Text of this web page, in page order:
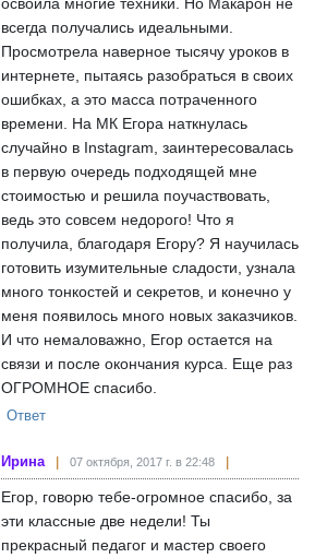
всегда получались идеальными.
Просмотрела наверное тысячу уроков в
интернете, пытаясь разобраться в своих
ошибках, а это масса потраченного
времени. На МК Егора наткнулась
случайно в Instagram, заинтересовалась
в первую очередь подходящей мне
стоимостью и решила поучаствовать,
ведь это совсем недорого! Что я
получила, благодаря Егору? Я научилась
готовить изумительные сладости, узнала
много тонкостей и секретов, и конечно у
меня появилось много новых заказчиков.
И что немаловажно, Егор остается на
связи и после окончания курса. Еще раз
ОГРОМНОЕ спасибо.
Ответ
Ирина 07 октября, 2017 г. в 22:48
Егор, говорю тебе-огромное спасибо, за
эти классные две недели! Ты
прекрасный педагог и мастер своего